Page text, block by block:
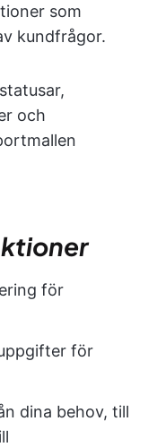
som
kundfrågor.
och
för
för
dina behov, till